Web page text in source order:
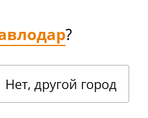
?
Нет, другой город